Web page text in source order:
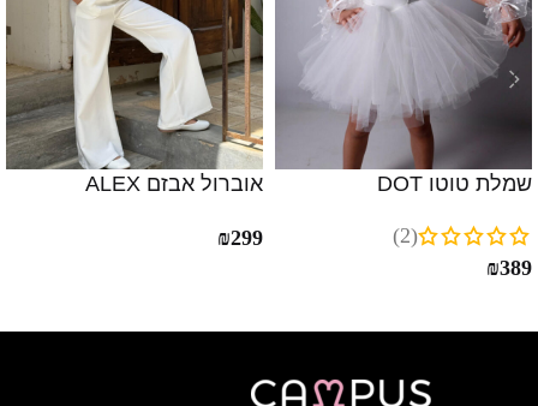
שמלת טוטו DOT
(2)
₪389
אוברול אבזם ALEX
₪299